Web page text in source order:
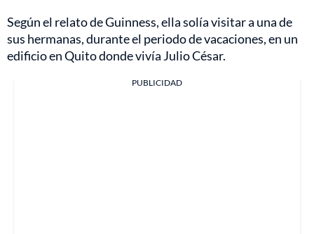
Según el relato de Guinness, ella solía visitar a una de
sus hermanas, durante el periodo de vacaciones, en un
edificio en Quito donde vivía Julio César.
PUBLICIDAD